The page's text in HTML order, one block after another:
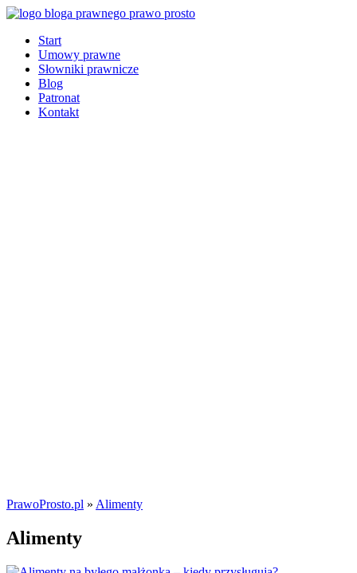
Start
Umowy prawne
Słowniki prawnicze
Blog
Patronat
Kontakt
PrawoProsto.pl » Alimenty
Alimenty